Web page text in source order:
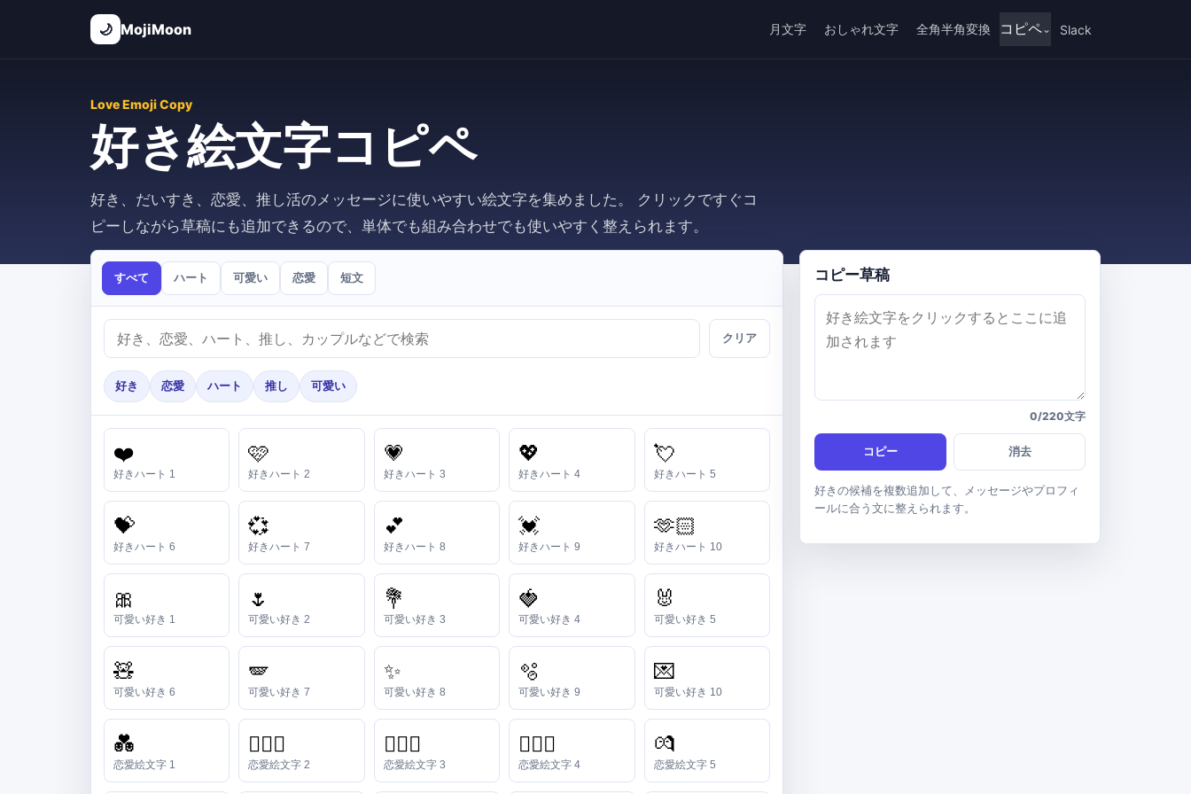
🌙 MojiMoon 月文字 おしゃれ文字 全角半角変換 コピペ Slack
Love Emoji Copy
好き絵文字コピペ
好き、だいすき、恋愛、推し活のメッセージに使いやすい絵文字を集めました。 クリックですぐコ
ピーしながら草稿にも追加できるので、単体でも組み合わせでも使いやすく整えられます。
すべて ハート 可愛い 恋愛 短文
クリア
好き 恋愛 ハート 推し 可愛い
❤️
好きハート 1
🩷
好きハート 2
💗
好きハート 3
💖
好きハート 4
💘
好きハート 5
💝
好きハート 6
💞
好きハート 7
💕
好きハート 8
💓
好きハート 9
🫶🏻
好きハート 10
🎀
可愛い好き 1
🌷
可愛い好き 2
💐
可愛い好き 3
🍓
可愛い好き 4
🐰
可愛い好き 5
🧸
可愛い好き 6
🪽
可愛い好き 7
✨
可愛い好き 8
🫧
可愛い好き 9
💌
可愛い好き 10
💑
恋愛絵文字 1
👩‍❤️‍👨
恋愛絵文字 2
👩‍❤️‍👩
恋愛絵文字 3
👨‍❤️‍👨
恋愛絵文字 4
💏
恋愛絵文字 5
コピー草稿
0/220文字
コピー 消去
好きの候補を複数追加して、メッセージやプロフィ
ールに合う文に整えられます。